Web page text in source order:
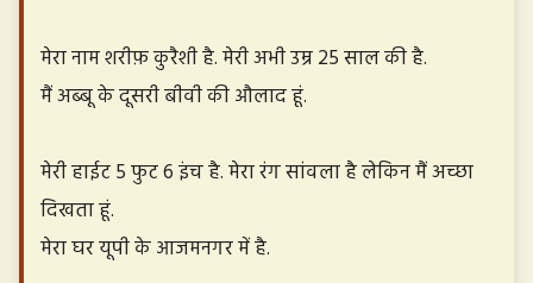
मेरा नाम शरीफ़ कुरैशी है. मेरी अभी उम्र 25 साल की है.
मैं अब्बू के दूसरी बीवी की औलाद हूं.
मेरी हाईट 5 फुट 6 इंच है. मेरा रंग सांवला है लेकिन मैं अच्छा
दिखता हूं.
मेरा घर यूपी के आजमनगर में है.